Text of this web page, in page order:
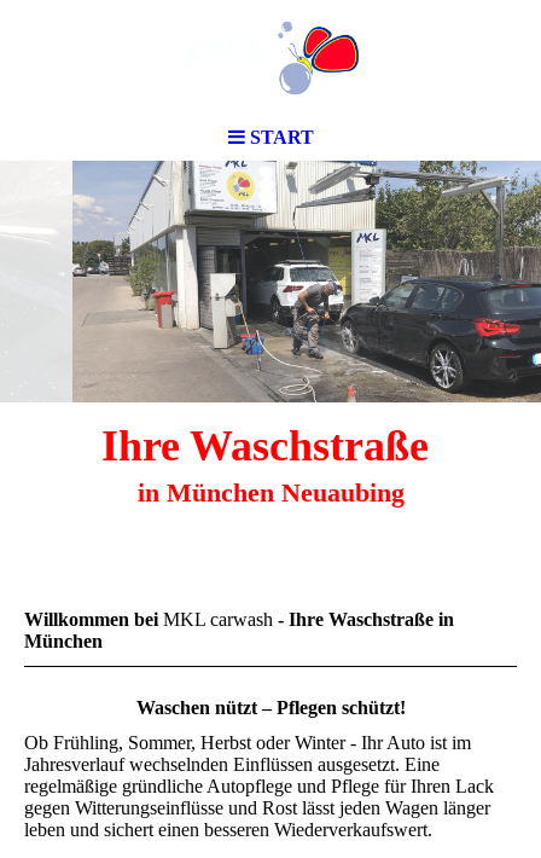
START
Ihre Waschstraße
in München Neuaubing
Willkommen bei MKL carwash - Ihre Waschstraße in
München
Waschen nützt – Pflegen schützt!
Ob Frühling, Sommer, Herbst oder Winter - Ihr Auto ist im
Jahresverlauf wechselnden Einflüssen ausgesetzt. Eine
regelmäßige gründliche Autopflege und Pflege für Ihren Lack
gegen Witterungseinflüsse und Rost lässt jeden Wagen länger
leben und sichert einen besseren Wiederverkaufswert.